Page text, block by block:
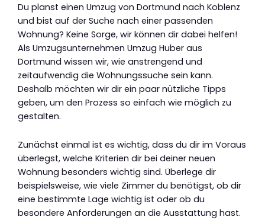
Du planst einen Umzug von Dortmund nach Koblenz
und bist auf der Suche nach einer passenden
Wohnung? Keine Sorge, wir können dir dabei helfen!
Als Umzugsunternehmen Umzug Huber aus
Dortmund wissen wir, wie anstrengend und
zeitaufwendig die Wohnungssuche sein kann.
Deshalb möchten wir dir ein paar nützliche Tipps
geben, um den Prozess so einfach wie möglich zu
gestalten.
Zunächst einmal ist es wichtig, dass du dir im Voraus
überlegst, welche Kriterien dir bei deiner neuen
Wohnung besonders wichtig sind. Überlege dir
beispielsweise, wie viele Zimmer du benötigst, ob dir
eine bestimmte Lage wichtig ist oder ob du
besondere Anforderungen an die Ausstattung hast.